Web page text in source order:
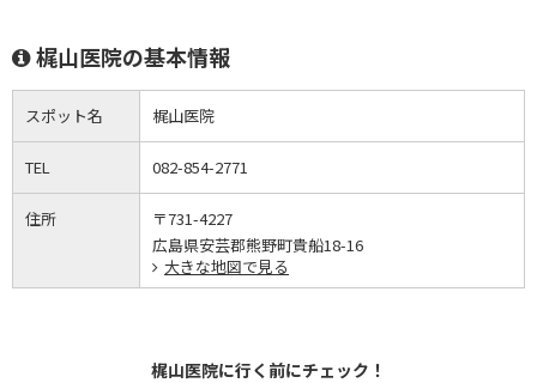
梶山医院の基本情報
スポット名 梶山医院
TEL 082-854-2771
住所
〒731-4227
広島県安芸郡熊野町貴船18-16
大きな地図で見る
梶山医院に行く前にチェック！